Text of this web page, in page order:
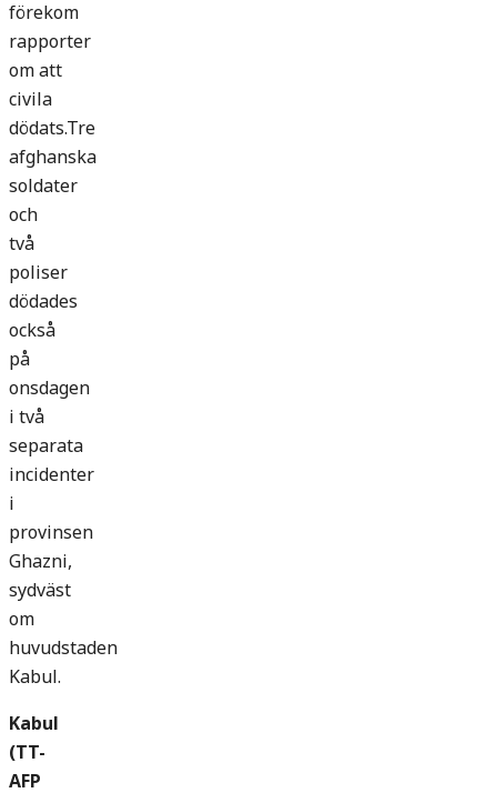
förekom
rapporter
om att
civila
dödats.Tre
afghanska
soldater
och
två
poliser
dödades
också
på
onsdagen
i två
separata
incidenter
i
provinsen
Ghazni,
sydväst
om
huvudstaden
Kabul.
Kabul
(TT-
AFP